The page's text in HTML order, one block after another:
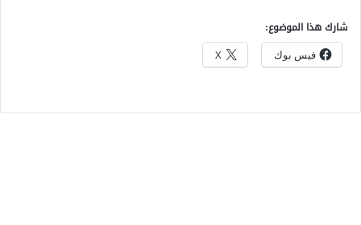
شارك هذا الموضوع:
فيس بوك X